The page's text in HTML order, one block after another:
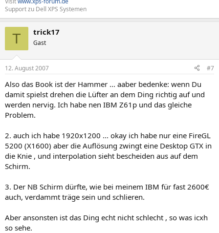
Support zu Dell XPS Systemen
T trick17
Gast
12. August 2007 #7
Also das Book ist der Hammer ... aaber bedenke: wenn Du
damit spielst drehen die Lüfter an dem Ding richtig auf und
werden nervig. Ich habe nen IBM Z61p und das gleiche
Problem.
2. auch ich habe 1920x1200 ... okay ich habe nur eine FireGL
5200 (X1600) aber die Auflösung zwingt eine Desktop GTX in
die Knie , und interpolation sieht bescheiden aus auf dem
Schirm.
3. Der NB Schirm dürfte, wie bei meinem IBM für fast 2600€
auch, verdammt träge sein und schlieren.
Aber ansonsten ist das Ding echt nicht schlecht , so was icxh
so sehe.